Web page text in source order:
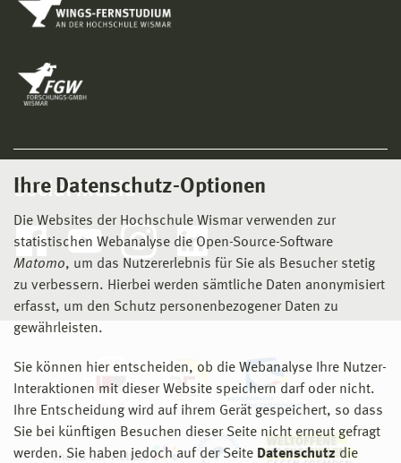
Ihre Datenschutz-Optionen
Die Websites der Hochschule Wismar verwenden zur
statistischen Webanalyse die Open-Source-Software
Matomo, um das Nutzererlebnis für Sie als Besucher stetig
zu verbessern. Hierbei werden sämtliche Daten anonymisiert
erfasst, um den Schutz personenbezogener Daten zu
gewährleisten.
Sie können hier entscheiden, ob die Webanalyse Ihre Nutzer-
Interaktionen mit dieser Website speichern darf oder nicht.
Ihre Entscheidung wird auf ihrem Gerät gespeichert, so dass
Sie bei künftigen Besuchen dieser Seite nicht erneut gefragt
werden. Sie haben jedoch auf der Seite Datenschutz die
Social Media